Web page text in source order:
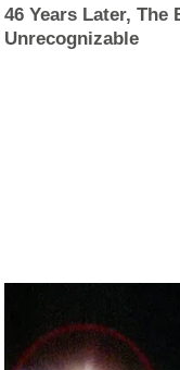
46 Years Later, The
Unrecognizable